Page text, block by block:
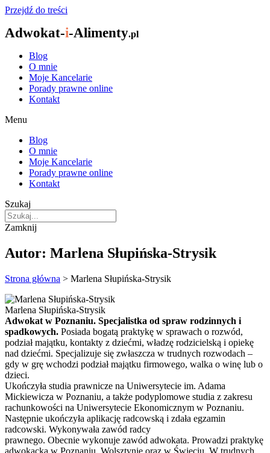
Przejdź do treści
Adwokat-i-Alimenty.pl
Blog
O mnie
Moje Kancelarie
Porady prawne online
Kontakt
Menu
Blog
O mnie
Moje Kancelarie
Porady prawne online
Kontakt
Szukaj
Zamknij
Autor: Marlena Słupińska-Strysik
Strona główna > Marlena Słupińska-Strysik
Marlena Słupińska-Strysik
Adwokat w Poznaniu. Specjalistka od spraw rodzinnych i
spadkowych. Posiada bogatą praktykę w sprawach o rozwód,
podział majątku, kontakty z dziećmi, władzę rodzicielską i opiekę
nad dziećmi. Specjalizuje się zwłaszcza w trudnych rozwodach –
gdy w grę wchodzi podział majątku firmowego, walka o winę lub o
dzieci.
Ukończyła studia prawnicze na Uniwersytecie im. Adama
Mickiewicza w Poznaniu, a także podyplomowe studia z zakresu
rachunkowości na Uniwersytecie Ekonomicznym w Poznaniu.
Następnie ukończyła aplikację radcowską i zdała egzamin
radcowski. Wykonywała zawód radcy
prawnego. Obecnie wykonuje zawód adwokata. Prowadzi praktykę
adwokacką w Poznaniu, Wolsztynie oraz w Świeciu. W trudnych